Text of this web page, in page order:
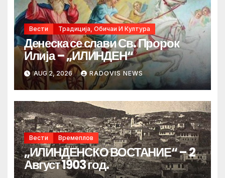
Вести Традиција, Обичаи И Култура
Денеска се слави Св. Пророк
Илија – „ИЛИНДЕН“
AUG 2, 2026 RADOVIS NEWS
Вести Времеплов
„ИЛИНДЕНСКО ВОСТАНИЕ“ – 2
Август 1903 год.